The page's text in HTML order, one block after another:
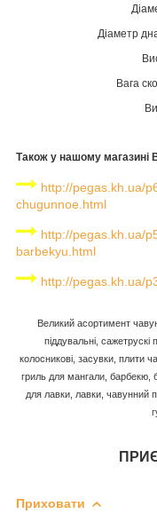
Діаметр
Вага
Також у нашому магазині
http://pegas.kh.ua/
chugunnoe.html
http://pegas.kh.ua/
barbekyu.html
http://pegas.kh.ua/
Великий асортимент
піддувальні,
колосникові, засувки, плити
гриль для мангали, барбекю,
для лавки, лавки, чавунний
Приховати